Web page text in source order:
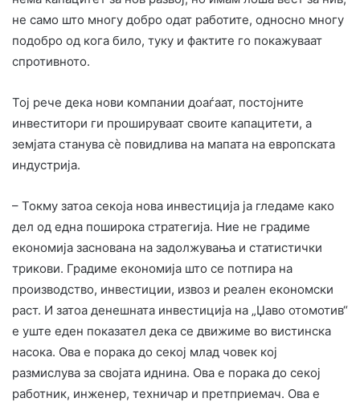
не само што многу добро одат работите, односно многу
подобро од кога било, туку и фактите го покажуваат
спротивното.
Тој рече дека нови компании доаѓаат, постојните
инвеститори ги прошируваат своите капацитети, а
земјата станува сѐ повидлива на мапата на европската
индустрија.
– Токму затоа секоја нова инвестиција ја гледаме како
дел од една поширока стратегија. Ние не градиме
економија заснована на задолжувања и статистички
трикови. Градиме економија што се потпира на
производство, инвестиции, извоз и реален економски
раст. И затоа денешната инвестиција на „Џаво отомотив“
е уште еден показател дека се движиме во вистинска
насока. Ова е порака до секој млад човек кој
размислува за својата иднина. Ова е порака до секој
работник, инженер, техничар и претприемач. Ова е